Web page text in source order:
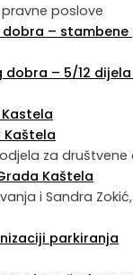
poslove
– stambene
– 5/12 dijela
Kaštela
odjela za
Kaštela
i Sandra
parkiranja